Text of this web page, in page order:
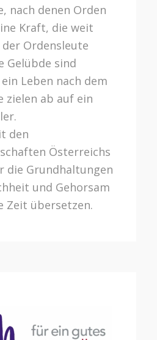
nach denen Orden
Kraft, die weit
Ordensleute
Gelübde sind
Leben nach dem
zielen ab auf ein
den
Österreichs
die Grundhaltungen
und Gehorsam
Zeit übersetzen.